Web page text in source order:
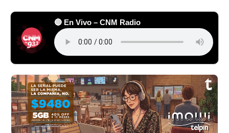
🔴 En Vivo – CNM Radio